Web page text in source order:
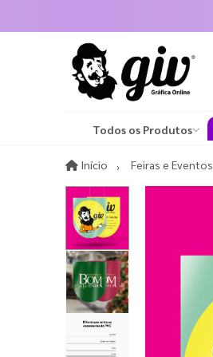
Todos os Produtos
Início InícioFeiras e Eventos